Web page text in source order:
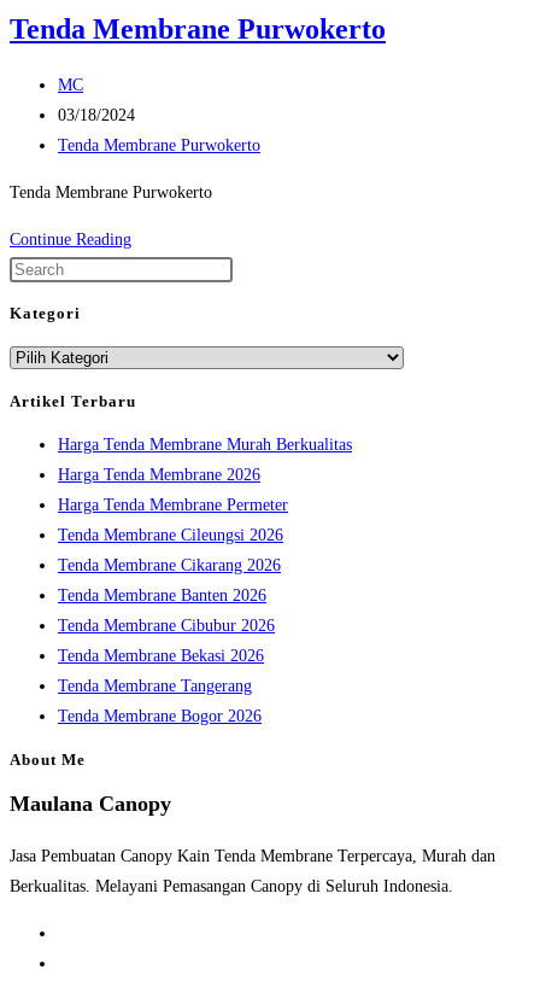
Tenda Membrane Purwokerto
Post
author:
MC
Post
published:
03/18/2024
Post
Tenda Membrane Purwokerto
Tenda Membrane Purwokerto
Continue ReadingTenda
panel.
Kategori
Kategori
Artikel Terbaru
Harga Tenda Membrane Murah Berkualitas
Harga Tenda Membrane 2026
Harga Tenda Membrane Permeter
Tenda Membrane Cileungsi 2026
Tenda Membrane Cikarang 2026
Tenda Membrane Banten 2026
Tenda Membrane Cibubur 2026
Tenda Membrane Bekasi 2026
Tenda Membrane Tangerang
Tenda Membrane Bogor 2026
About Me
Maulana Canopy
Jasa Pembuatan Canopy Kain Tenda Membrane Terpercaya, Murah dan
Berkualitas. Melayani Pemasangan Canopy di Seluruh Indonesia.